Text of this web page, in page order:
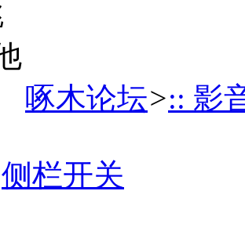
啄木论坛>:: 影
侧栏开关